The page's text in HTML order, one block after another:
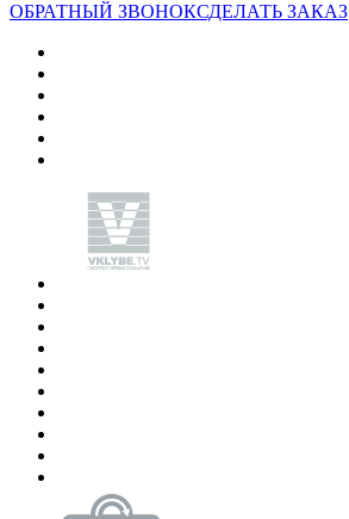
ОБРАТНЫЙ ЗВОНОКСДЕЛАТЬ ЗАКАЗ